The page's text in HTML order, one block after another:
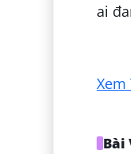
ai
Bài